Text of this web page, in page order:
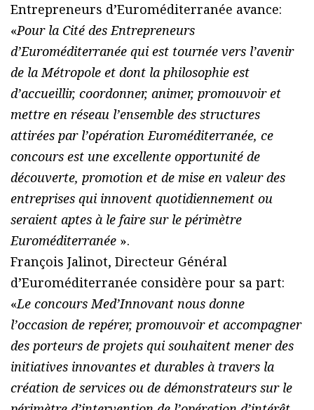
Entrepreneurs d’Euroméditerranée avance:
«Pour la Cité des Entrepreneurs
d’Euroméditerranée qui est tournée vers l’avenir
de la Métropole et dont la philosophie est
d’accueillir, coordonner, animer, promouvoir et
mettre en réseau l’ensemble des structures
attirées par l’opération Euroméditerranée, ce
concours est une excellente opportunité de
découverte, promotion et de mise en valeur des
entreprises qui innovent quotidiennement ou
seraient aptes à le faire sur le périmètre
Euroméditerranée ».
François Jalinot, Directeur Général
d’Euroméditerranée considère pour sa part:
«Le concours Med’Innovant nous donne
l’occasion de repérer, promouvoir et accompagner
des porteurs de projets qui souhaitent mener des
initiatives innovantes et durables à travers la
création de services ou de démonstrateurs sur le